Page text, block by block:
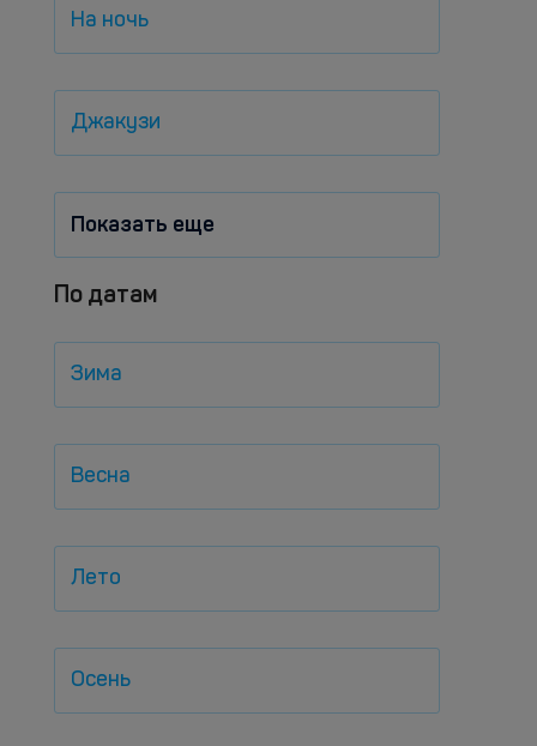
На ночь
Джакузи
Показать еще
По датам
Зима
Весна
Лето
Осень